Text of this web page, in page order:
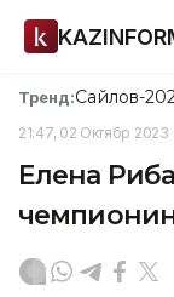
Тренд:Сайлов-
21:47, 02 Октябр 2023
Елена